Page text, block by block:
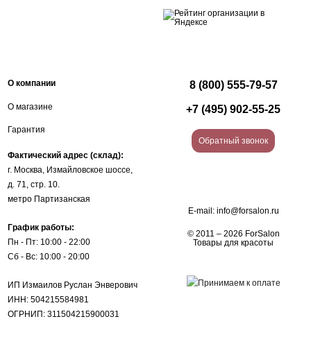
О компании
О магазине
Гарантия
Фактический адрес (склад):
г. Москва, Измайловское шоссе,
д. 71, стр. 10.
метро Партизанская
График работы:
Пн - Пт: 10:00 - 22:00
Сб - Вс: 10:00 - 20:00
ИП Измаилов Руслан Энверович
ИНН: 504215584981
ОГРНИП: 311504215900031
8 (800) 555-79-57
+7 (495) 902-55-25
Обратный звонок
E-mail: info@forsalon.ru
© 2011 – 2026 ForSalon
Товары для красоты